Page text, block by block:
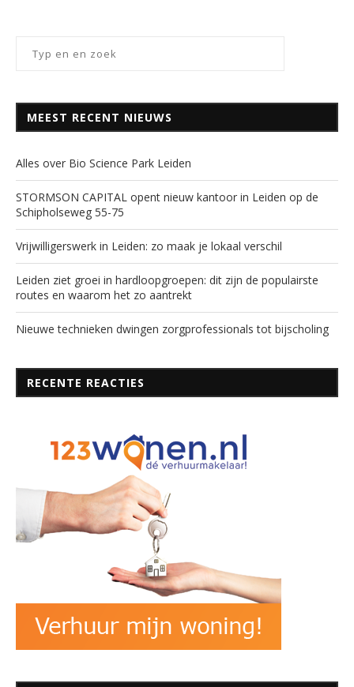
MEEST RECENT NIEUWS
Alles over Bio Science Park Leiden
STORMSON CAPITAL opent nieuw kantoor in Leiden op de
Schipholseweg 55-75
Vrijwilligerswerk in Leiden: zo maak je lokaal verschil
Leiden ziet groei in hardloopgroepen: dit zijn de populairste
routes en waarom het zo aantrekt
Nieuwe technieken dwingen zorgprofessionals tot bijscholing
RECENTE REACTIES